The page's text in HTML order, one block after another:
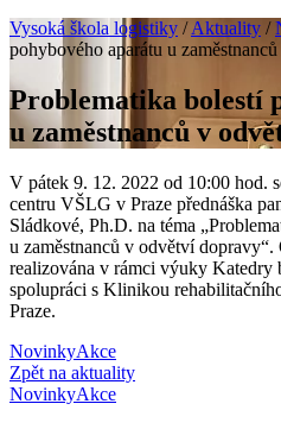
Vysoká škola logistiky /Aktuality /
pohybového aparátu u
Problematika bolestí
u zaměstnanců v
V pátek 9. 12. 2022 od 10:00 hod.
centru VŠLG v Praze přednáška
Sládkové, Ph.D. na téma
u zaměstnanců v odvětví dopravy“.
realizována v rámci výuky Katedry
spolupráci s Klinikou
Praze.
NovinkyAkce
Zpět na aktuality
NovinkyAkce